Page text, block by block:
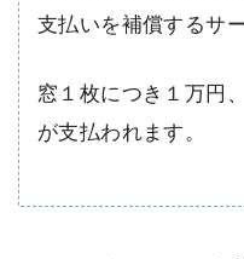
支払いを補償するサ
窓１枚につき１万円
が支払われます。